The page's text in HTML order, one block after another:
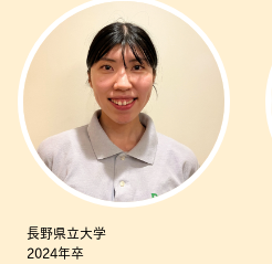
長野県立大学
2024年卒